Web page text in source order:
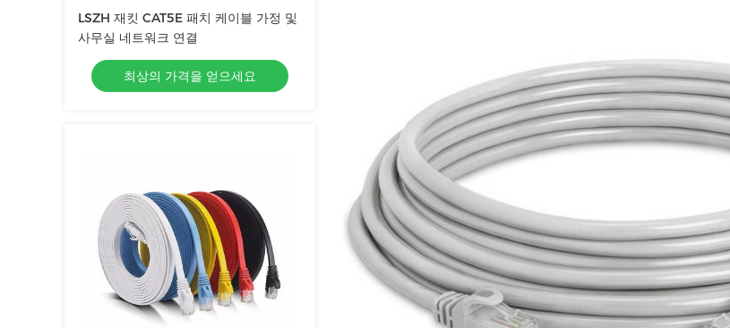
LSZH 재킷 CAT5E 패치 케이블 가정 및
사무실 네트워크 연결
최상의 가격을 얻으세요